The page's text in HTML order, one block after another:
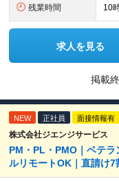
残業時間 10
求人を見る
掲載
NEW 正社員 面接情報有
株式会社ジエンジサービス
PM・PL・PMO｜ベテ
ルリモートOK｜直請け